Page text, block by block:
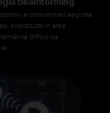
e concentra il segnale
soprattutto in aree
difficili da